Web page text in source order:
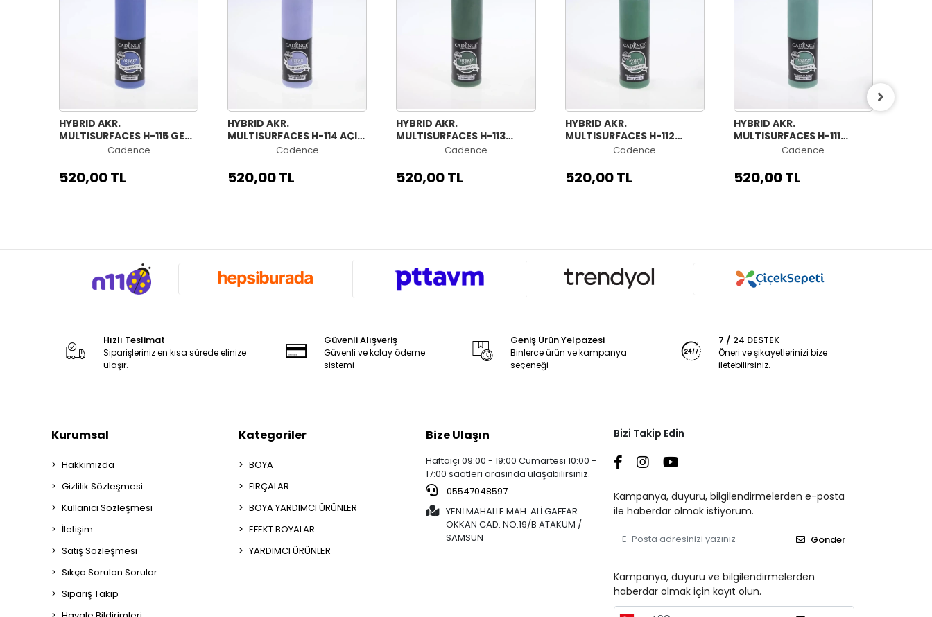
HYBRID AKR.
MULTISURFACES H-115 GECE
MAVİSİ 500MLCadence
520,00 TL
HYBRID AKR.
MULTISURFACES H-114 AÇIK
MENEKŞE 500ML
Cadence
520,00 TL
HYBRID AKR.
MULTISURFACES H-113
ZÜMRÜT YEŞİLİ 500ML
Cadence
520,00 TL
HYBRID AKR.
MULTISURFACES H-112
OFELYA 500ML
Cadence
520,00 TL
HYBRID AKR.
MULTISURFACES H-111
KRALİYET YEŞİLİ 500ML
Cadence
520,00 TL
Hızlı Teslimat
Siparişleriniz en kısa sürede elinize
ulaşır.
Güvenli Alışveriş
Güvenli ve kolay ödeme
sistemi
Geniş Ürün Yelpazesi
Binlerce ürün ve kampanya
seçeneği
7 / 24 DESTEK
Öneri ve şikayetlerinizi bize
iletebilirsiniz.
Kurumsal
Hakkımızda
Gizlilik Sözleşmesi
Kullanıcı Sözleşmesi
İletişim
Satış Sözleşmesi
Sıkça Sorulan Sorular
Sipariş Takip
Kategoriler
BOYA
FIRÇALAR
BOYA YARDIMCI ÜRÜNLER
EFEKT BOYALAR
YARDIMCI ÜRÜNLER
Bize Ulaşın
Haftaiçi 09:00 - 19:00 Cumartesi 10:00 -
17:00 saatleri arasında ulaşabilirsiniz.
05547048597
YENİ MAHALLE MAH. ALİ GAFFAR
OKKAN CAD. NO:19/B ATAKUM /
SAMSUN
Bizi Takip Edin
Kampanya, duyuru, bilgilendirmelerden e-posta
ile haberdar olmak istiyorum.
Gönder
Kampanya, duyuru ve bilgilendirmelerden
haberdar olmak için kayıt olun.